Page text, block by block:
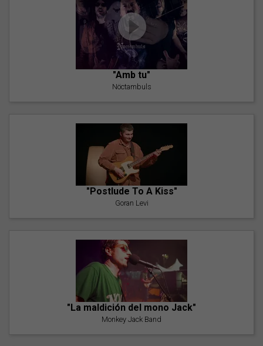
"Amb tu"
Nöctambuls
"Postlude To A Kiss"
Goran Levi
"La maldición del mono Jack"
Monkey Jack Band